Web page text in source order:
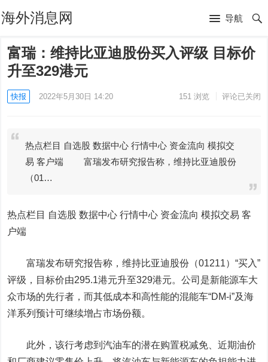
海外消息网 导航
富瑞：维持比亚迪股份买入评级 目标价
升至329港元
快报 2022年5月30日 14:20 151浏览 评论已关闭
热点栏目 自选股 数据中心 行情中心 资金流向 模拟交
易 客户端 富瑞发布研究报告称，维持比亚迪股份
（01…
热点栏目 自选股 数据中心 行情中心 资金流向 模拟交易 客
户端
富瑞发布研究报告称，维持比亚迪 股份（01211）“买入”
评级，目标价由295.1港元升至329港元。公司是新能源车大
众市场的先行者，而其低成本和高性能的混能车“DM-i”及海
洋系列预计可继续增占市场份额。
此外，该行考虑到汽油车的潜在购置税减免、近期油价